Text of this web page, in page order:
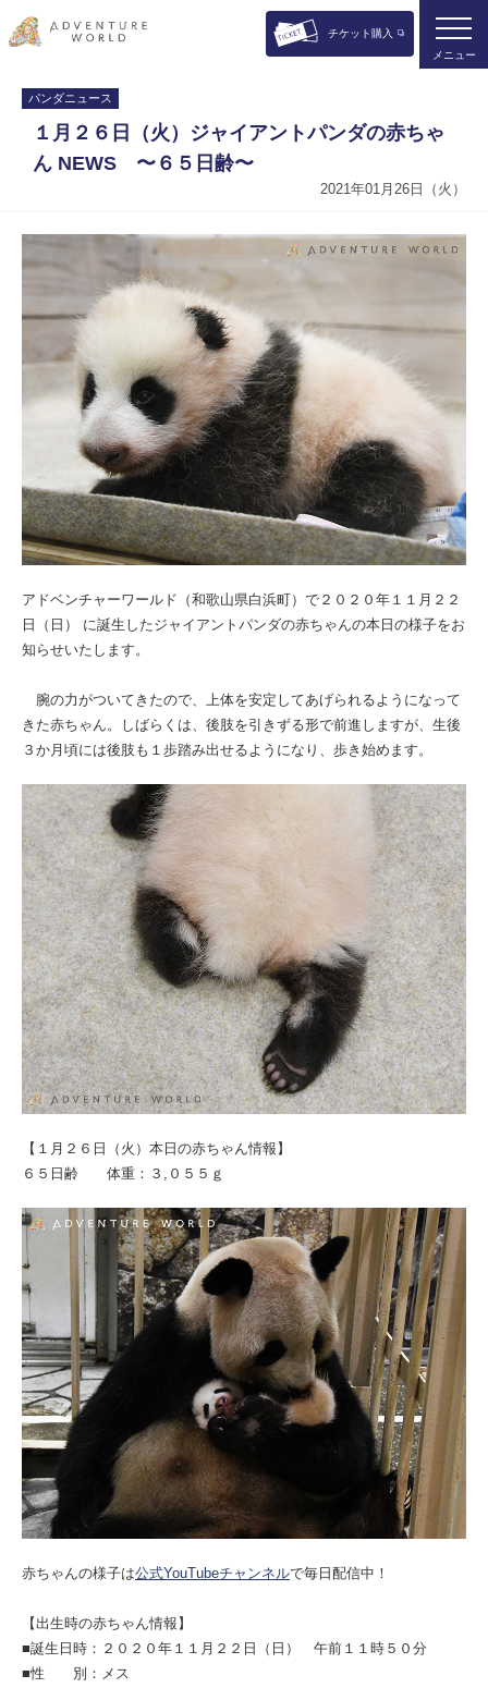
チケット購入
メニュー
パンダニュース
１月２６日（火）ジャイアントパンダの赤ちゃ
ん NEWS 〜６５日齢〜
2021年01月26日（火）
アドベンチャーワールド（和歌山県白浜町）で２０２０年１１月２２
日（日） に誕生したジャイアントパンダの赤ちゃんの本日の様子をお
知らせいたします。
腕の力がついてきたので、上体を安定してあげられるようになって
きた赤ちゃん。しばらくは、後肢を引きずる形で前進しますが、生後
３か月頃には後肢も１歩踏み出せるようになり、歩き始めます。
【１月２６日（火）本日の赤ちゃん情報】
６５日齢 体重：３,０５５ｇ
赤ちゃんの様子は公式YouTubeチャンネルで毎日配信中！
【出生時の赤ちゃん情報】
■誕生日時：２０２０年１１月２２日（日） 午前１１時５０分
■性 別：メス